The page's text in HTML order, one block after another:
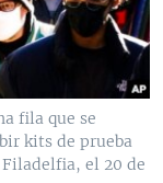
fila que se
kits de prueba
el 20 de